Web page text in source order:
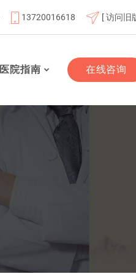
北京市老年友善医疗机构 “
13720016618 [ 访问旧
医院指南 在线咨询